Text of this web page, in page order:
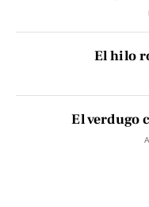
El hilo
El verdugo